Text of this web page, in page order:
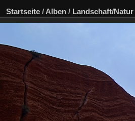
Startseite / Alben / Landschaft/Natur